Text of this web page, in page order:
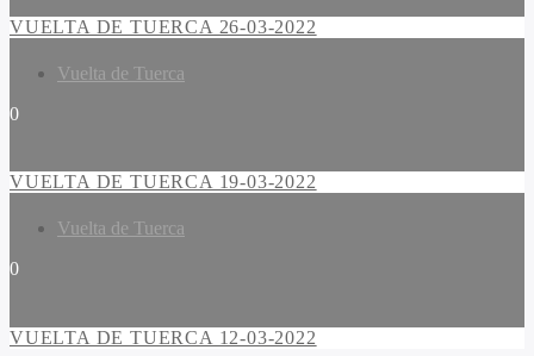
VUELTA DE TUERCA 26-03-2022
Vuelta de Tuerca
0
VUELTA DE TUERCA 19-03-2022
Vuelta de Tuerca
0
VUELTA DE TUERCA 12-03-2022